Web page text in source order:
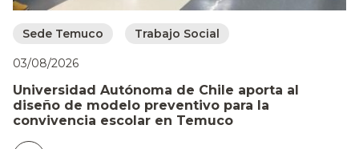
Sede Temuco Trabajo Social
03/08/2026
Universidad Autónoma de Chile aporta al
diseño de modelo preventivo para la
convivencia escolar en Temuco